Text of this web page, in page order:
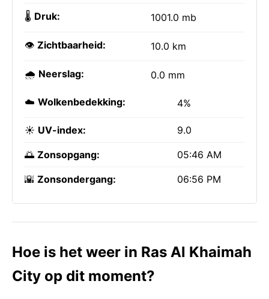
🌡️ Druk: 1001.0 mb
👁️ Zichtbaarheid: 10.0 km
🌧️ Neerslag: 0.0 mm
☁️ Wolkenbedekking: 4%
☀️ UV-index: 9.0
🌅 Zonsopgang: 05:46 AM
🌇 Zonsondergang: 06:56 PM
Hoe is het weer in Ras Al Khaimah
City op dit moment?